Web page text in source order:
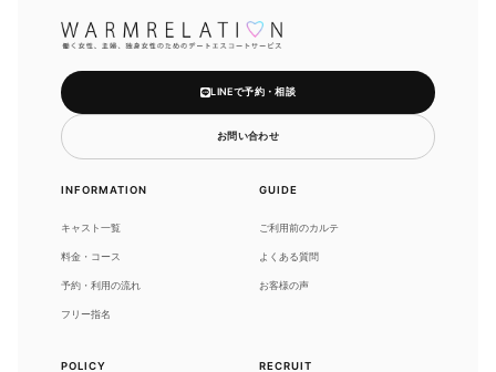
LINEで予約・相談
お問い合わせ
INFORMATION
キャスト一覧
料金・コース
予約・利用の流れ
フリー指名
GUIDE
ご利用前のカルテ
よくある質問
お客様の声
POLICY RECRUIT